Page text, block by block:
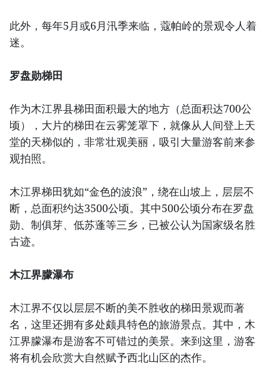
此外，每年5月或6月汛季来临，蔻帕岭的景观令人着
迷。
罗盘勋梯田
作为木江界县梯田面积最大的地方（总面积达700公
顷），大片的梯田在云雾笼罩下，就像从人间登上天
堂的天梯似的，非常壮观美丽，吸引大量游客前来参
观拍照。
木江界梯田犹如“金色的波浪”，绕在山坡上，层层不
断，总面积约达3500公顷。其中500公顷分布在罗盘
勋、制俱芽、低苏蓬等三乡，已被公认为国家级名胜
古迹。
木江界朦瀑布
木江界不仅以层层不断的美不胜收的梯田景观而著
名，这里还拥有多处颇具特色的旅游景点。其中，木
江界朦瀑布是游客不可错过的美景。来到这里，游客
将有机会欣赏大自然赋予西北山区的杰作。